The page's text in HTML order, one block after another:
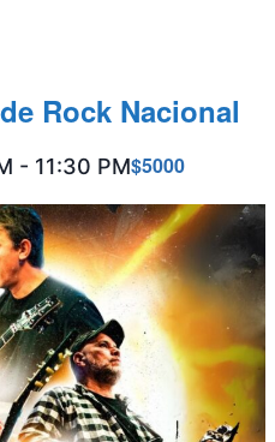
Rock Nacional
- 11:30 PM$5000